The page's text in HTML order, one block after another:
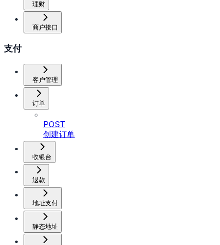
理财
商户接口
支付
客户管理
订单
POST
创建订单
收银台
退款
地址支付
静态地址